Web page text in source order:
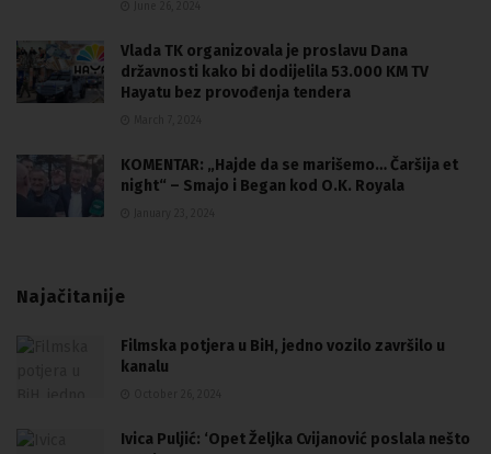
Vlada TK organizovala je proslavu Dana
državnosti kako bi dodijelila 53.000 KM TV
Hayatu bez provođenja tendera
KOMENTAR: „Hajde da se marišemo… Čaršija et
night“ – Smajo i Began kod O.K. Royala
Najačitanije
Filmska potjera u BiH, jedno vozilo završilo u
kanalu
Ivica Puljić: ‘Opet Željka Cvijanović poslala nešto